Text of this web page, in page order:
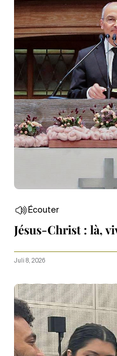
Écouter
Jésus-Christ : là,
Juli 8, 2026